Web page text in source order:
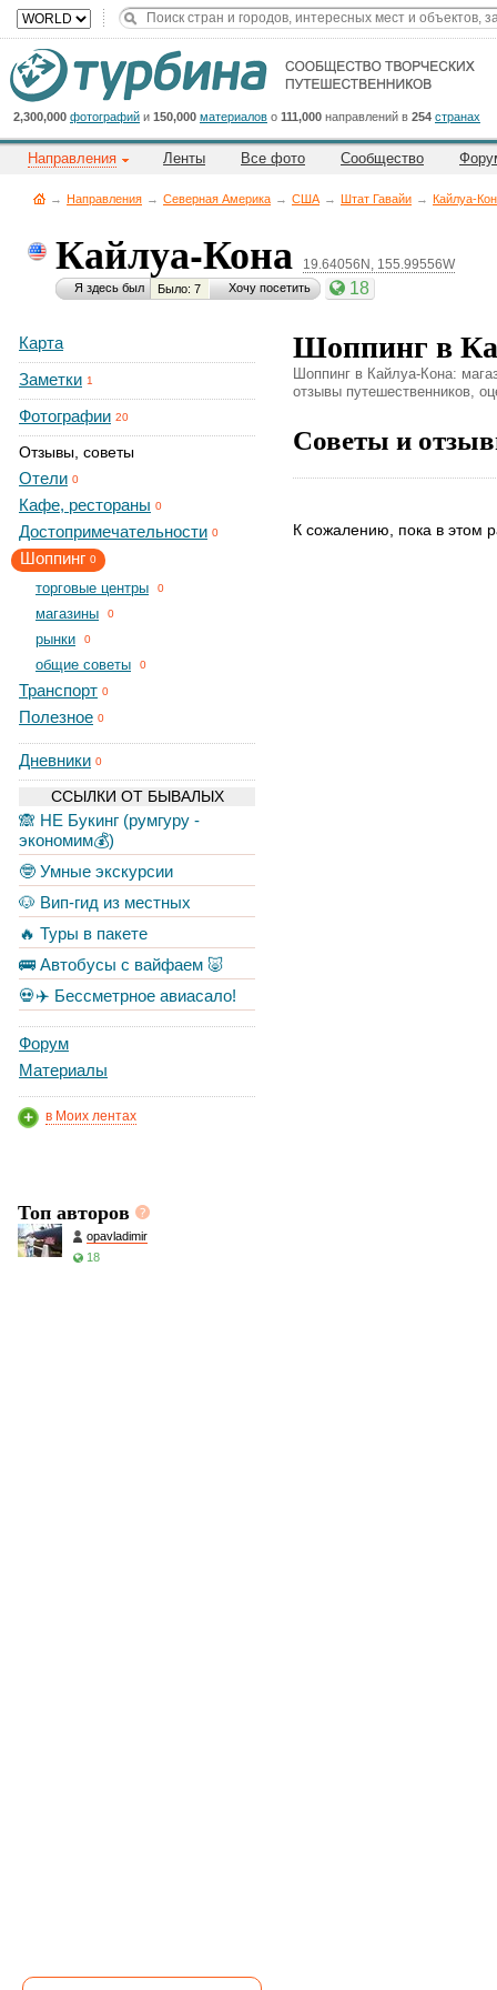
2,300,000 фотографий и 150,000 материалов о 111,000 направлений в 254 странах
Направления Ленты Все фото Сообщество
→ Направления → Северная Америка → CША → Штат Гавайи → Кайлуа-
Кайлуа-Кона 19.64056N, 155.99556W
Я здесь был Было: 7 Хочу посетить 18
Карта
Заметки 1
Фотографии 20
Отзывы, советы
Отели 0
Кафе, рестораны 0
Достопримечательности 0
Шоппинг 0
торговые центры 0
магазины 0
рынки 0
общие советы 0
Транспорт 0
Полезное 0
Дневники 0
ССЫЛКИ ОТ БЫВАЛЫХ
🙈 НЕ Букинг (румгуру -
экономим💰)
🤓 Умные экскурсии
🐶 Вип-гид из местных
🔥 Туры в пакете
🚌 Автобусы с вайфаем 🐷
💀✈️ Бессметрное авиасало!
Форум
Материалы
в Моих лентах
Топ авторов
opavladimir
18
Шоппинг в
Шоппинг в Кайлуа-Кона:
отзывы путешественников,
Советы и
К сожалению, пока в этом
Cейчас
на
сайте:
Title
Button